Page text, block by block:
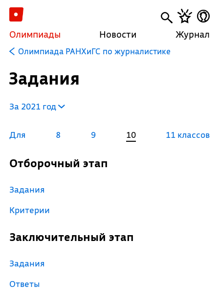
Олимпиады Новости Журнал
Олимпиада РАНХиГС по журналистике
Задания
За 2021 год
Для 8 9 10 11 классов
Отборочный этап
Задания
Критерии
Заключительный этап
Задания
Ответы